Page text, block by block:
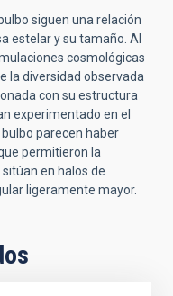
siguen una relación
estelar y su tamaño. Al
cosmológicas
la diversidad observada
con su estructura
experimentado en el
parecen haber
permitieron la
en halos de
ligeramente mayor.